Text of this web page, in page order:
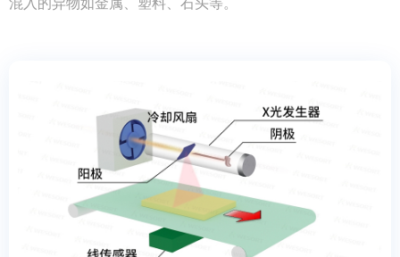
混入的异物如金属、塑料、石头等。